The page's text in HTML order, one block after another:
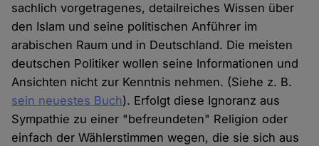
sachlich vorgetragenes, detailreiches Wissen über
den Islam und seine politischen Anführer im
arabischen Raum und in Deutschland. Die meisten
deutschen Politiker wollen seine Informationen und
Ansichten nicht zur Kenntnis nehmen. (Siehe z. B.
sein neuestes Buch). Erfolgt diese Ignoranz aus
Sympathie zu einer "befreundeten" Religion oder
einfach der Wählerstimmen wegen, die sie sich aus